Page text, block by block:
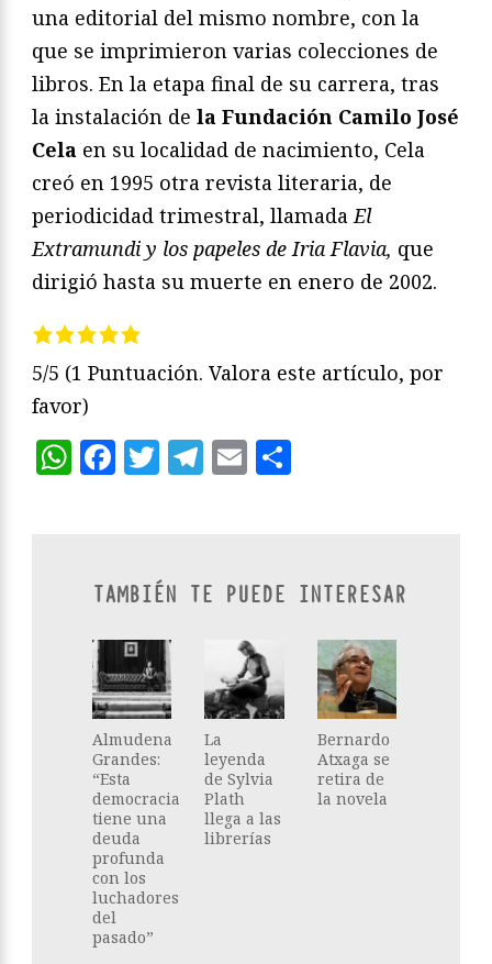
una editorial del mismo nombre, con la
que se imprimieron varias colecciones de
libros. En la etapa final de su carrera, tras
la instalación de la Fundación Camilo José
Cela en su localidad de nacimiento, Cela
creó en 1995 otra revista literaria, de
periodicidad trimestral, llamadaEl
Extramundi y los papeles de Iria Flavia, que
dirigió hasta su muerte en enero de 2002.
5/5 (1 Puntuación. Valora este artículo, por
favor)
WhatsApp
Facebook
Twitter
Telegram
Email
TAMBIÉN TE PUEDE INTERESAR
Almudena
Grandes:
“Esta
democracia
tiene una
deuda
profunda
con los
luchadores
del
pasado”
La
leyenda
de Sylvia
Plath
llega a las
librerías
Bernardo
Atxaga se
retira de
la novela